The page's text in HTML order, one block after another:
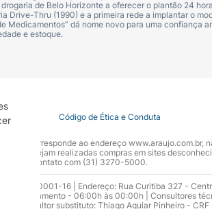
de Belo Horizonte a oferecer o plantão 24
Drive-Thru (1990) e a primeira rede a implantar o
Medicamentos” dá nome novo para uma confiança
e estoque.
Covid-19 Código de Ética e Conduta
oficial corresponde ao endereço
não sejam realizadas compras em sites
em contato com (31) 3270-5000.
16 | Endereço: Rua Curitiba 327 -
- 06:00h às 00:00h | Consultores
- Consultor substituto: Thiago Aguiar Pinheiro -